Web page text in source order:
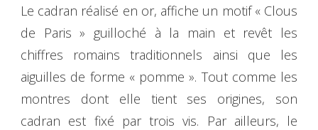
Le cadran réalisé en or, affiche un motif « Clous
de Paris » guilloché à la main et revêt les
chiffres romains traditionnels ainsi que les
aiguilles de forme « pomme ». Tout comme les
montres dont elle tient ses origines, son
cadran est fixé par trois vis. Par ailleurs, le